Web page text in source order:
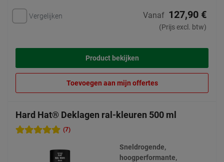
Vergelijken Vanaf 127,90 €
(Prijs excl. btw)
Product bekijken
Toevoegen aan mijn offertes
Hard Hat® Deklagen ral-kleuren 500 ml
(7)
Sneldrogende,
hoogperformante,